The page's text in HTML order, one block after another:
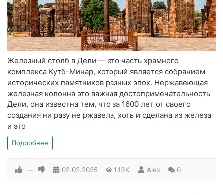
Железный столб в Дели — это часть храмного
комплекса Кутб-Минар, который является собранием
исторических памятников разных эпох. Нержавеющая
железная колонна это важная достопримечательность
Дели, она известна тем, что за 1600 лет от своего
создания ни разу не ржавела, хоть и сделана из железа
и это
Подробнее
— 02.02.2025 1.13K Alex 0